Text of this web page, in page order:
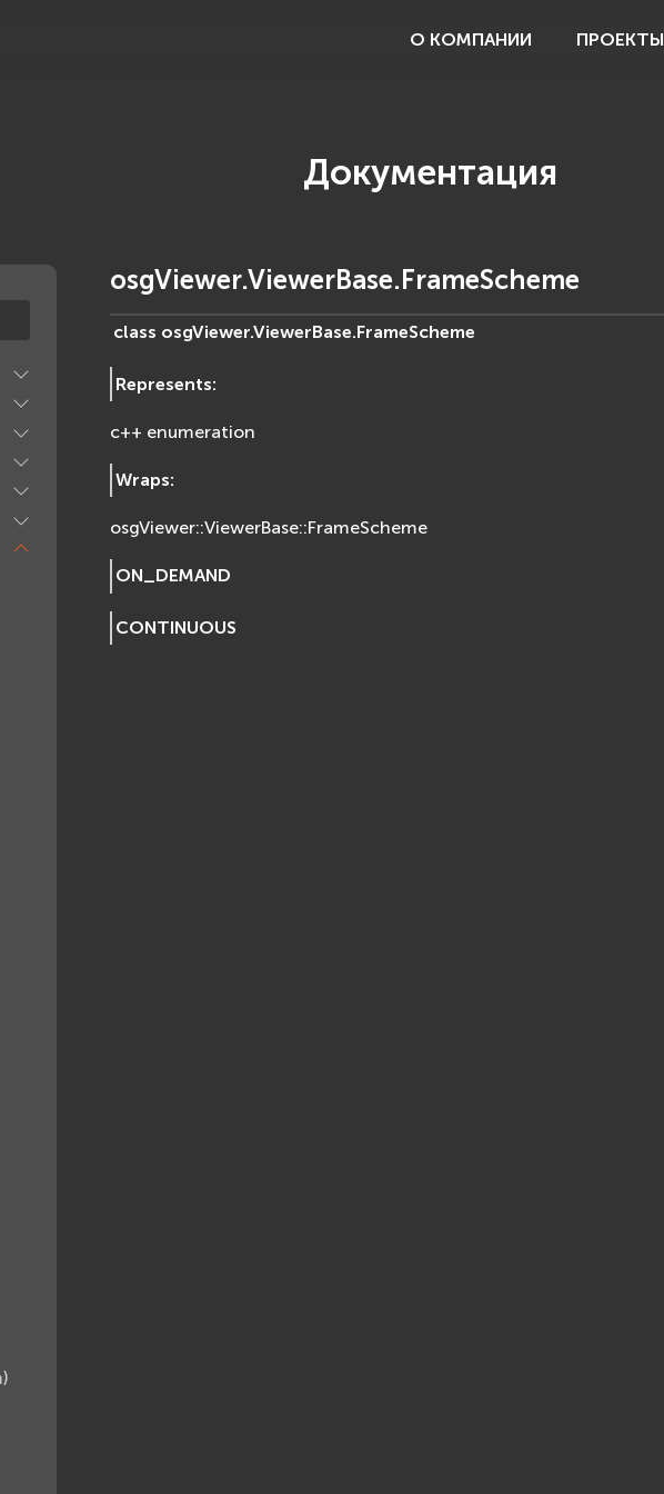
О КОМПАНИИ ПРОЕКТЫ
Документация
osgViewer.ViewerBase.FrameScheme
class osgViewer.ViewerBase.FrameScheme
Represents:
c++ enumeration
Wraps:
osgViewer::ViewerBase::FrameScheme
ON_DEMAND
CONTINUOUS